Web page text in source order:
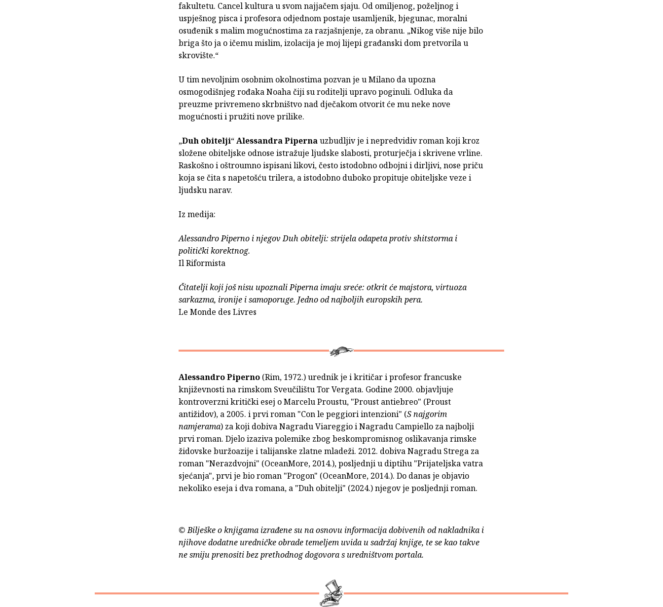
fakultetu. Cancel kultura u svom najjačem sjaju. Od omiljenog, poželjnog i
uspješnog pisca i profesora odjednom postaje usamljenik, bjegunac, moralni
osuđenik s malim mogućnostima za razjašnjenje, za obranu. „Nikog više nije bilo
briga što ja o ičemu mislim, izolacija je moj lijepi građanski dom pretvorila u
skrovište.“
U tim nevoljnim osobnim okolnostima pozvan je u Milano da upozna
osmogodišnjeg rođaka Noaha čiji su roditelji upravo poginuli. Odluka da
preuzme privremeno skrbništvo nad dječakom otvorit će mu neke nove
mogućnosti i pružiti nove prilike.
„Duh obitelji“Alessandra Pipernauzbudljiv je i nepredvidiv roman koji kroz
složene obiteljske odnose istražuje ljudske slabosti, proturječja i skrivene vrline.
Raskošno i oštroumno ispisani likovi, često istodobno odbojni i dirljivi, nose priču
koja se čita s napetošću trilera, a istodobno duboko propituje obiteljske veze i
ljudsku narav.
Iz medija:
Alessandro Piperno i njegov Duh obitelji: strijela odapeta protiv shitstorma i
politički korektnog.
Il Riformista
Čitatelji koji još nisu upoznali Piperna imaju sreće: otkrit će majstora, virtuoza
sarkazma, ironije i samoporuge. Jedno od najboljih europskih pera.
Le Monde des Livres
Alessandro Piperno (Rim, 1972.) urednik je i kritičar i profesor francuske
književnosti na rimskom Sveučilištu Tor Vergata. Godine 2000. objavljuje
kontroverzni kritički esej o Marcelu Proustu, "Proust antiebreo" (Proust
antižidov), a 2005. i prvi roman "Con le peggiori intenzioni" (S najgorim
namjerama) za koji dobiva Nagradu Viareggio i Nagradu Campiello za najbolji
prvi roman. Djelo izaziva polemike zbog beskompromisnog oslikavanja rimske
židovske buržoazije i talijanske zlatne mladeži. 2012. dobiva Nagradu Strega za
roman "Nerazdvojni" (OceanMore, 2014.), posljednji u diptihu "Prijateljska vatra
sjećanja", prvi je bio roman "Progon" (OceanMore, 2014.). Do danas je objavio
nekoliko eseja i dva romana, a "Duh obitelji" (2024.) njegov je posljednji roman.
© Bilješke o knjigama izrađene su na osnovu informacija dobivenih od nakladnika i
njihove dodatne uredničke obrade temeljem uvida u sadržaj knjige, te se kao takve
ne smiju prenositi bez prethodnog dogovora s uredništvom portala.